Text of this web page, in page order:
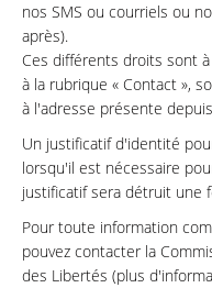
nos SMS ou courriels ou
après).
Ces différents droits sont
à la rubrique « Contact »,
à l'adresse présente
Un justificatif d'identité
lorsqu'il est nécessaire
justificatif sera détruit une
Pour toute information
pouvez contacter la
des Libertés (plus